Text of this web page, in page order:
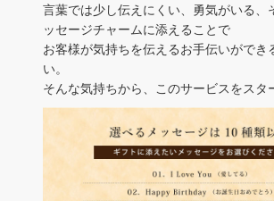
言葉では少し伝えにくい、勇気がいる、
ッセージチャームに添えることで
お客様が気持ちを伝えるお手伝いができ
い。
そんな気持ちから、このサービスをスタ